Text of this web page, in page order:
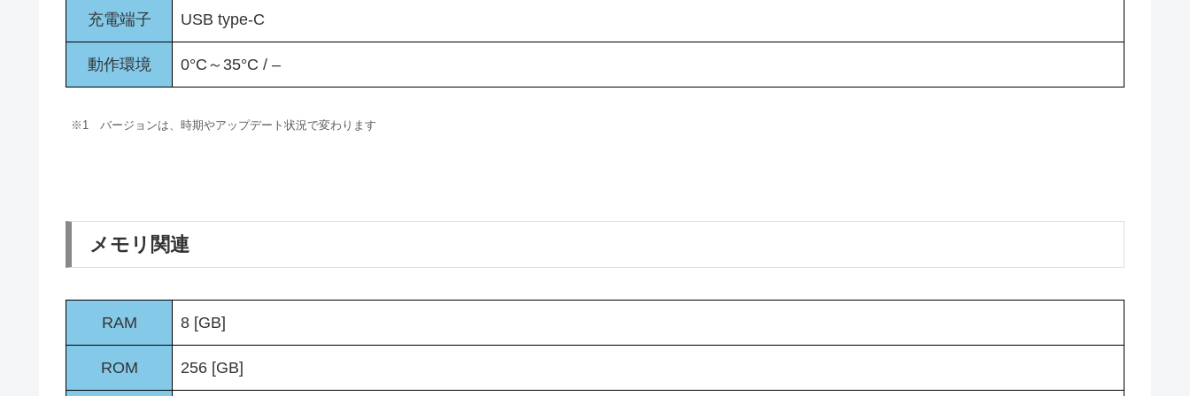
充電端子 USB type-C
動作環境 0°C～35°C / –
※1 バージョンは、時期やアップデート状況で変わります
メモリ関連
RAM 8 [GB]
ROM 256 [GB]